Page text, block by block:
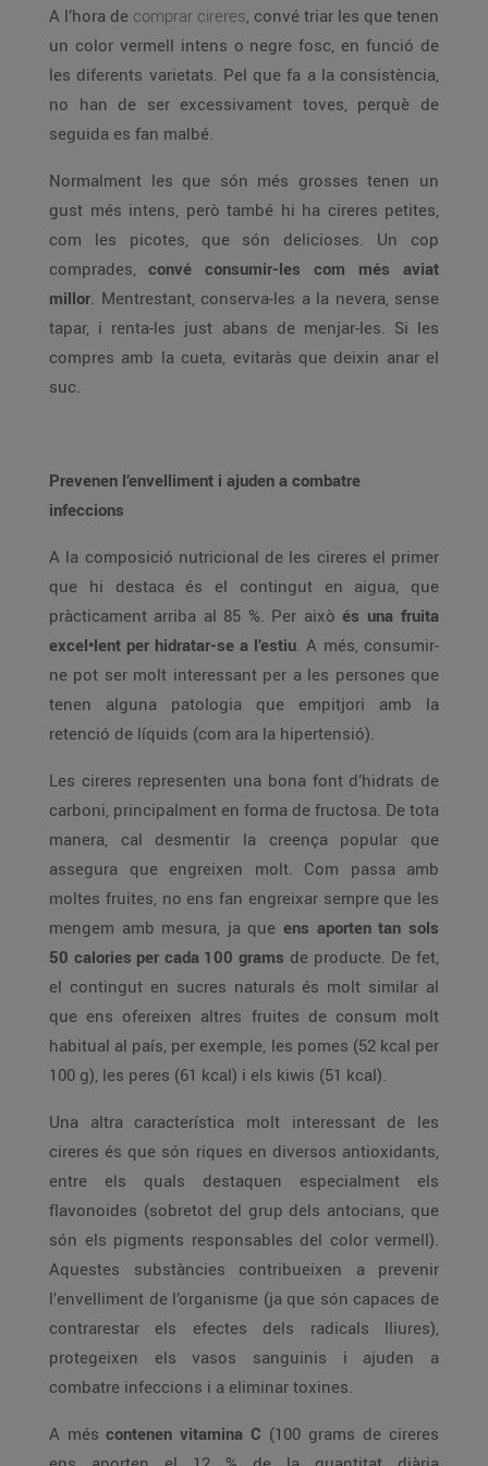
A l’hora de comprar cireres, convé triar les que tenen
un color vermell intens o negre fosc, en funció de
les diferents varietats. Pel que fa a la consistència,
no han de ser excessivament toves, perquè de
seguida es fan malbé.
Normalment les que són més grosses tenen un
gust més intens, però també hi ha cireres petites,
com les picotes, que són delicioses. Un cop
comprades, convé consumir-les com més aviat
millor. Mentrestant, conserva-les a la nevera, sense
tapar, i renta-les just abans de menjar-les. Si les
compres amb la cueta, evitaràs que deixin anar el
suc.
Prevenen l’envelliment i ajuden a combatre
infeccions
A la composició nutricional de les cireres el primer
que hi destaca és el contingut en aigua, que
pràcticament arriba al 85 %. Per això és una fruita
excel•lent per hidratar-se a l’estiu. A més, consumir-
ne pot ser molt interessant per a les persones que
tenen alguna patologia que empitjori amb la
retenció de líquids (com ara la hipertensió).
Les cireres representen una bona font d’hidrats de
carboni, principalment en forma de fructosa. De tota
manera, cal desmentir la creença popular que
assegura que engreixen molt. Com passa amb
moltes fruites, no ens fan engreixar sempre que les
mengem amb mesura, ja que ens aporten tan sols
50 calories per cada 100 grams de producte. De fet,
el contingut en sucres naturals és molt similar al
que ens ofereixen altres fruites de consum molt
habitual al país, per exemple, les pomes (52 kcal per
100 g), les peres (61 kcal) i els kiwis (51 kcal).
Una altra característica molt interessant de les
cireres és que són riques en diversos antioxidants,
entre els quals destaquen especialment els
flavonoides (sobretot del grup dels antocians, que
són els pigments responsables del color vermell).
Aquestes substàncies contribueixen a prevenir
l’envelliment de l’organisme (ja que són capaces de
contrarestar els efectes dels radicals lliures),
protegeixen els vasos sanguinis i ajuden a
combatre infeccions i a eliminar toxines.
A més contenen vitamina C (100 grams de cireres